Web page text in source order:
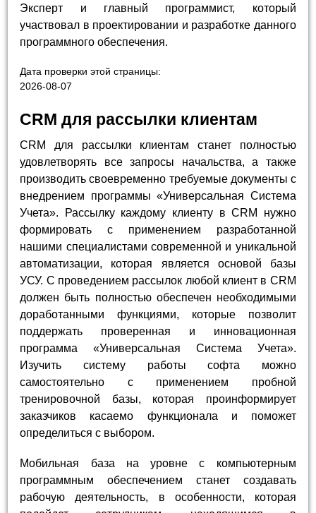
Эксперт и главный программист, который
участвовал в проектировании и разработке данного
программного обеспечения.
Дата проверки этой страницы:
2026-08-07
CRM для рассылки клиентам
CRM для рассылки клиентам станет полностью
удовлетворять все запросы начальства, а также
производить своевременно требуемые документы с
внедрением программы «Универсальная Система
Учета». Рассылку каждому клиенту в CRM нужно
формировать с применением разработанной
нашими специалистами современной и уникальной
автоматизации, которая является основой базы
УСУ. С проведением рассылок любой клиент в CRM
должен быть полностью обеспечен необходимыми
доработанными функциями, которые позволит
поддержать проверенная и инновационная
программа «Универсальная Система Учета».
Изучить систему работы софта можно
самостоятельно с применением пробной
тренировочной базы, которая проинформирует
заказчиков касаемо функционала и поможет
определиться с выбором.
Мобильная база на уровне с компьютерным
программным обеспечением станет создавать
рабочую деятельность, в особенности, которая